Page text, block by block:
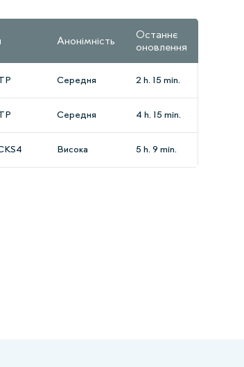
Анонімність
Останнє
оновлення
Середня 2 h. 15 min.
Середня 4 h. 15 min.
Висока 5 h. 9 min.